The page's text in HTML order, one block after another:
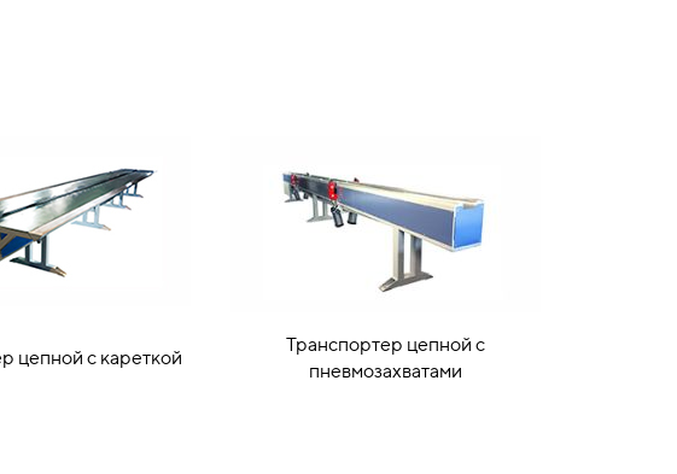
цепной с кареткой
Транспортер цепной с
пневмозахватами